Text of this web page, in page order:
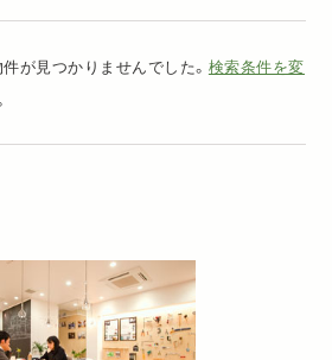
が見つかりませんでした。 検索条件を変